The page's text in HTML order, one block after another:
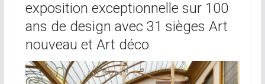
exposition exceptionnelle sur 100
ans de design avec 31 sièges Art
nouveau et Art déco